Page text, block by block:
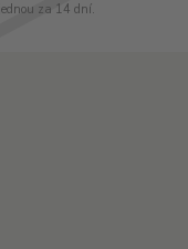
za 14 dní.